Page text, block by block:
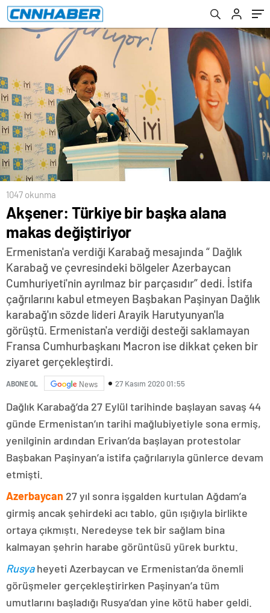
1047 okunma
Akşener: Türkiye bir başka alana
makas değiştiriyor
Ermenistan'a verdiği Karabağ mesajında “ Dağlık
Karabağ ve çevresindeki bölgeler Azerbaycan
Cumhuriyeti'nin ayrılmaz bir parçasıdır” dedi. İstifa
çağrılarını kabul etmeyen Başbakan Paşinyan Dağlık
karabağ'ın sözde lideri Arayik Harutyunyan'la
görüştü. Ermenistan'a verdiği desteği saklamayan
Fransa Cumhurbaşkanı Macron ise dikkat çeken bir
ziyaret gerçekleştirdi.
ABONE OL News 27 Kasım 2020 01:55
Dağlık Karabağ’da 27 Eylül tarihinde başlayan savaş 44
günde Ermenistan’ın tarihi mağlubiyetiyle sona ermiş,
yenilginin ardından Erivan’da başlayan protestolar
Başbakan Paşinyan’a istifa çağrılarıyla günlerce devam
etmişti.
Azerbaycan 27 yıl sonra işgalden kurtulan Ağdam’a
girmiş ancak şehirdeki acı tablo, gün ışığıyla birlikte
ortaya çıkmıştı. Neredeyse tek bir sağlam bina
kalmayan şehrin harabe görüntüsü yürek burktu.
Rusyaheyeti Azerbaycan ve Ermenistan’da önemli
görüşmeler gerçekleştirirken Paşinyan’a tüm
umutlarını başladığı Rusya’dan yine kötü haber geldi.